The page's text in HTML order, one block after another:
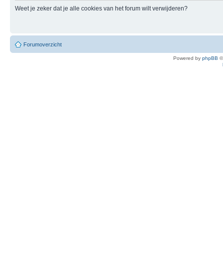
Weet je zeker dat je alle cookies van het forum wilt verwijderen?
Forumoverzicht
Powered by phpBB